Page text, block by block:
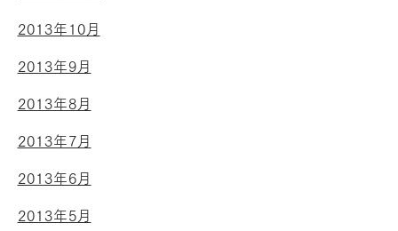
2013年10月
2013年9月
2013年8月
2013年7月
2013年6月
2013年5月